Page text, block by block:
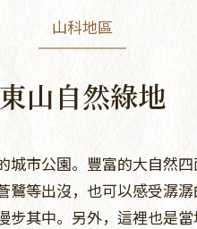
山科地區
東山自然綠地
城市公園。豐富的大自然
鷺等出沒，也可以感受潺
步其中。另外，這裡也是